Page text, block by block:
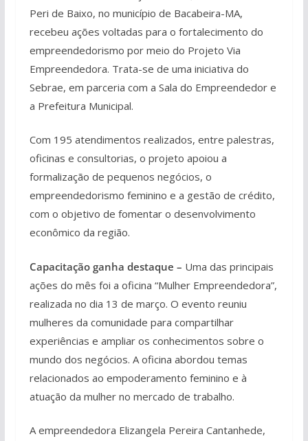
Peri de Baixo, no município de Bacabeira-MA,
recebeu ações voltadas para o fortalecimento do
empreendedorismo por meio do Projeto Via
Empreendedora. Trata-se de uma iniciativa do
Sebrae, em parceria com a Sala do Empreendedor e
a Prefeitura Municipal.
Com 195 atendimentos realizados, entre palestras,
oficinas e consultorias, o projeto apoiou a
formalização de pequenos negócios, o
empreendedorismo feminino e a gestão de crédito,
com o objetivo de fomentar o desenvolvimento
econômico da região.
Capacitação ganha destaque – Uma das principais
ações do mês foi a oficina “Mulher Empreendedora”,
realizada no dia 13 de março. O evento reuniu
mulheres da comunidade para compartilhar
experiências e ampliar os conhecimentos sobre o
mundo dos negócios. A oficina abordou temas
relacionados ao empoderamento feminino e à
atuação da mulher no mercado de trabalho.
A empreendedora Elizangela Pereira Cantanhede,